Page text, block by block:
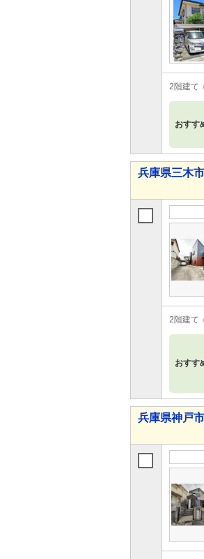
2階建て
おすす
兵庫県三木
2階建て
おすす
兵庫県神戸